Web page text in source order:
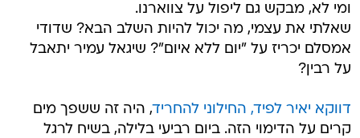
ומי לא, מבקש גם ליפול על צווארנו.
שאלתי את עצמי, מה יכול להיות השלב הבא? שדודי
אמסלם יכריז על "יום ללא איום"? שיגאל עמיר יתאבל
על רבין?
דווקא יאיר לפיד, החילוני להחריד, היה זה ששפך מים
קרים על הדימוי הזה. ביום רביעי בלילה, בשיח לרגל